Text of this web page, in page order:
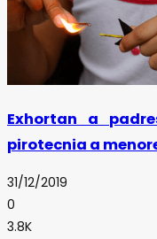
Exhortan a
pirotecnia a
31/12/2019
0
3.8K